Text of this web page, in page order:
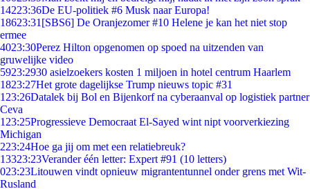
14223:36De EU-politiek #6 Musk naar Europa!
18623:31 [SBS6] De Oranjezomer #10 Helene je kan het niet stop
ermee
4023:30Perez Hilton opgenomen op spoed na uitzenden van
gruwelijke video
5923:2930 asielzoekers kosten 1 miljoen in hotel centrum Haarlem
1823:27Het grote dagelijkse Trump nieuws topic #31
1 23:26Datalek bij Bol en Bijenkorf na cyberaanval op logistiek partner
Ceva
1 23:25Progressieve Democraat El-Sayed wint nipt voorverkiezing
Michigan
223:24Hoe ga jij om met een relatiebreuk?
13323:23Verander één letter: Expert #91 (10 letters)
023:23Litouwen vindt opnieuw migrantentunnel onder grens met Wit-
Rusland